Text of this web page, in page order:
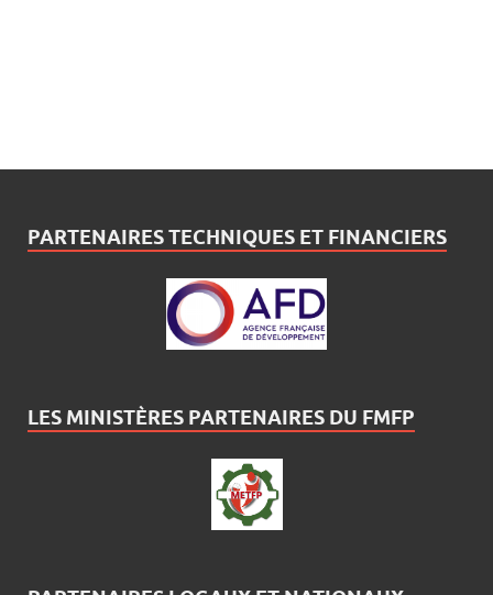
PARTENAIRES TECHNIQUES ET FINANCIERS
LES MINISTÈRES PARTENAIRES DU FMFP